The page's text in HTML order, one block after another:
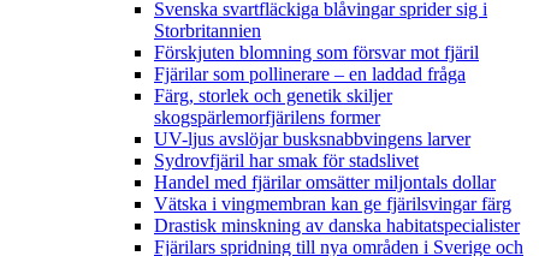
Svenska svartfläckiga blåvingar sprider sig i
Storbritannien
Förskjuten blomning som försvar mot fjäril
Fjärilar som pollinerare – en laddad fråga
Färg, storlek och genetik skiljer
skogspärlemorfjärilens former
UV-ljus avslöjar busksnabbvingens larver
Sydrovfjäril har smak för stadslivet
Handel med fjärilar omsätter miljontals dollar
Vätska i vingmembran kan ge fjärilsvingar färg
Drastisk minskning av danska habitatspecialister
Fjärilars spridning till nya områden i Sverige och